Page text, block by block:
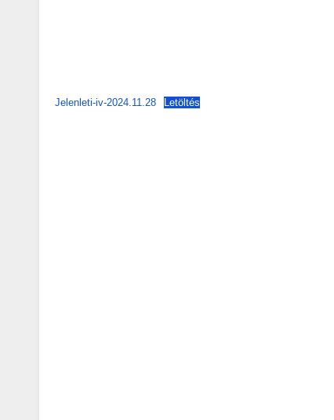
Jelenleti-iv-2024.11.28 Letöltés